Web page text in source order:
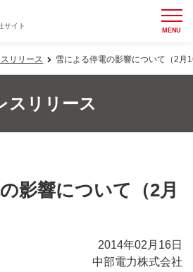
サイト MENU
リリース 雪による停電の影響について（2月
スリリース
影響について（2月
2014年02月16日
中部電力株式会社